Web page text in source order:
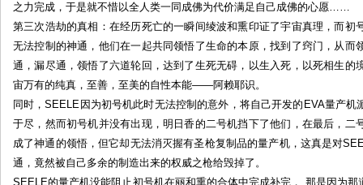
之力完成，于是就不惜以全人类一同成佛为代价满足自己成佛的心愿……
第三次浩劫的真相：在经历死亡的一瞬间绫波和熏印证了宇宙真理，而初
无法控制的神通，他们在一起共同领悟了生命的本原，找到了窍门，从而
通，漏尽通，领悟了六道轮回，达到了生死无碍，以生入死，以死相生的
宙万有的纯真，至善，至美的自性本能——阿赖耶识。
同时，SEELE因为初号机此时无法控制的意外，将自己开发的EVA量产
于尽，然而初号机并没有出现，明日香的二号机挡下了他们，在最后，二
成了神通的领悟，但它却无法消灭握有圣枪复制品的量产机，这真是对
通，竟然被自己多余的制造出来的权威之枪给毁掉了。
SEELE的量产机没能阻止初号机在丽和熏的合体中完成补完， 那是因为